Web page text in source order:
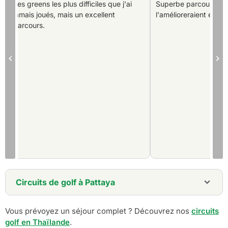
Les greens les plus difficiles que j'ai
jamais joués, mais un excellent
parcours.
Superbe parcours.
l'amélioreraient
Circuits de golf à Pattaya
5 jours - Forfait golf à Pattaya
6 jours - Pattaya Golf Resort - Forfait villa privée
Vous prévoyez un séjour complet ? Découvrez nos circuits
golf en Thaïlande.